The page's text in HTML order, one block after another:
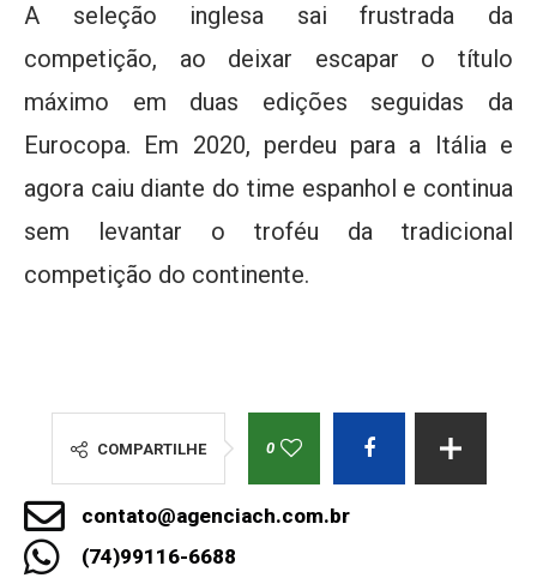
A seleção inglesa sai frustrada da
competição, ao deixar escapar o título
máximo em duas edições seguidas da
Eurocopa. Em 2020, perdeu para a Itália e
agora caiu diante do time espanhol e continua
sem levantar o troféu da tradicional
competição do continente.
COMPARTILHE 0
contato@agenciach.com.br
(74)99116-6688